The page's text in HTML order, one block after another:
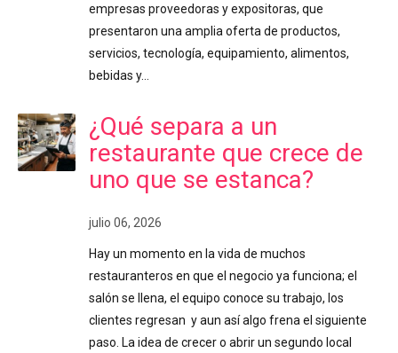
empresas proveedoras y expositoras, que
presentaron una amplia oferta de productos,
servicios, tecnología, equipamiento, alimentos,
bebidas y…
¿Qué separa a un
restaurante que crece de
uno que se estanca?
julio 06, 2026
Hay un momento en la vida de muchos
restauranteros en que el negocio ya funciona; el
salón se llena, el equipo conoce su trabajo, los
clientes regresan y aun así algo frena el siguiente
paso. La idea de crecer o abrir un segundo local